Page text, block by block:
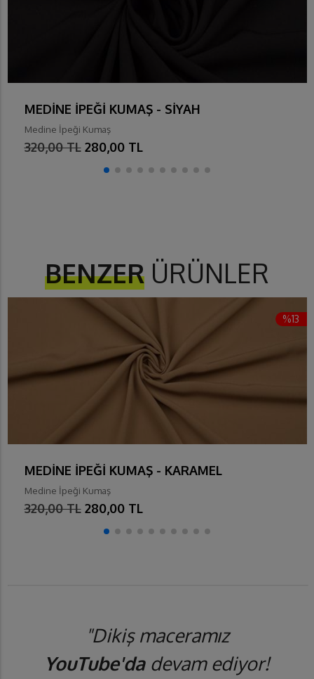
MEDİNE İPEĞİ KUMAŞ - SİYAH
Medine İpeği Kumaş
320,00 TL 280,00 TL
BENZER ÜRÜNLER
%13
MEDİNE İPEĞİ KUMAŞ - KARAMEL
Medine İpeği Kumaş
320,00 TL 280,00 TL
"Dikiş maceramız
YouTube'dadevam ediyor!